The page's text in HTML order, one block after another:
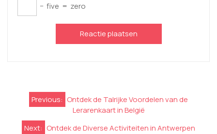
− five = zero
Berichtnavigatie
Previous: Ontdek de Talrijke Voordelen van de
Lerarenkaart in België
Next: Ontdek de Diverse Activiteiten in Antwerpen